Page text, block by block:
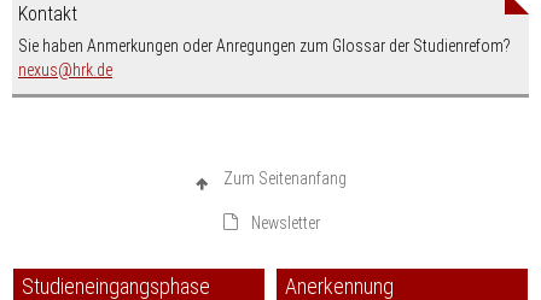
Kontakt
Sie haben Anmerkungen oder Anregungen zum Glossar der Studienrefom?
nexus
nospam-
hrk.de
Zum Seitenanfang
Newsletter
Studieneingangsphase Anerkennung